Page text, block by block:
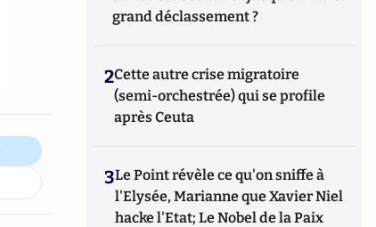
grand déclassement ?
2Cette autre crise migratoire
(semi-orchestrée) qui se profile
après Ceuta
3Le Point révèle ce qu'on sniffe à
l'Elysée, Marianne que Xavier Niel
hacke l'Etat; Le Nobel de la Paix